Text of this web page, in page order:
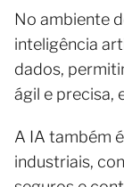
No ambiente
inteligência
dados,
ágil e precisa,
A IA também
industriais,